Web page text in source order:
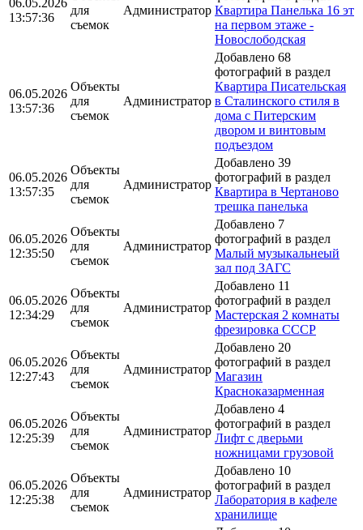
13:57:36
для
съемок
Администратор Квартира Панелька 16 эт
на первом этаже -
Новослободская
06.05.2026
13:57:36
Объекты
для
съемок
Администратор
Добавлено 68
фотографий в раздел
Квартира Писательская
в Сталинского стиля в
дома с Питерским
двором и винтовым
подъездом
06.05.2026
13:57:35
Объекты
для
съемок
Администратор
Добавлено 39
фотографий в раздел
Квартира в Чертаново
трешка панелька
06.05.2026
12:35:50
Объекты
для
съемок
Администратор
Добавлено 7
фотографий в раздел
Малый музыкальнеый
зал под ЗАГС
06.05.2026
12:34:29
Объекты
для
съемок
Администратор
Добавлено 11
фотографий в раздел
Мастерская 2 комнаты
фрезировка СССР
06.05.2026
12:27:43
Объекты
для
съемок
Администратор
Добавлено 20
фотографий в раздел
Магазин
Красноказарменная
06.05.2026
12:25:39
Объекты
для
съемок
Администратор
Добавлено 4
фотографий в раздел
Лифт с дверьми
ножницами грузовой
06.05.2026
12:25:38
Объекты
для
съемок
Администратор
Добавлено 10
фотографий в раздел
Лаборатория в кафеле
хранилище